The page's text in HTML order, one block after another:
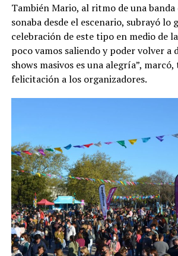
También Mario, al ritmo de una banda
sonaba desde el escenario, subrayó lo
celebración de este tipo en medio de
poco vamos saliendo y poder volver a
shows masivos es una alegría”,
felicitación a los organizadores.